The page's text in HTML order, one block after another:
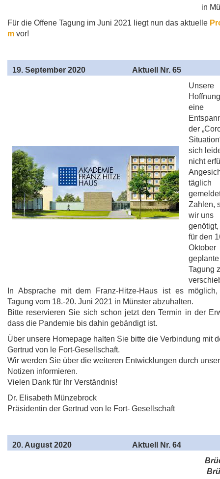
in
Für die Offene Tagung im Juni 2021 liegt nun das aktuelle
m vor!
19. September 2020
Aktuell Nr. 65
Unsere
eine
der
sich
nicht
täglich
Zahlen,
wir uns
für den
Oktober
geplante
Tagung
In Absprache mit dem Franz-Hitze-Haus ist es möglich,
Tagung vom 18.-20. Juni 2021 in Münster abzuhalten.
Bitte reservieren Sie sich schon jetzt den Termin in der
dass die Pandemie bis dahin gebändigt ist.
Über unsere Homepage halten Sie bitte die Verbindung mit
Gertrud von le Fort-Gesellschaft.
Wir werden Sie über die weiteren Entwicklungen durch
Notizen informieren.
Vielen Dank für Ihr Verständnis!
Dr. Elisabeth Münzebrock
Präsidentin der Gertrud von le Fort- Gesellschaft
20. August 2020
Aktuell Nr. 64